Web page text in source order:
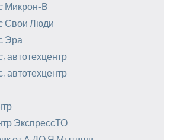
Микрон-В
Свои Люди
Эра
автотехцентр
автотехцентр
ЭкспрессТО